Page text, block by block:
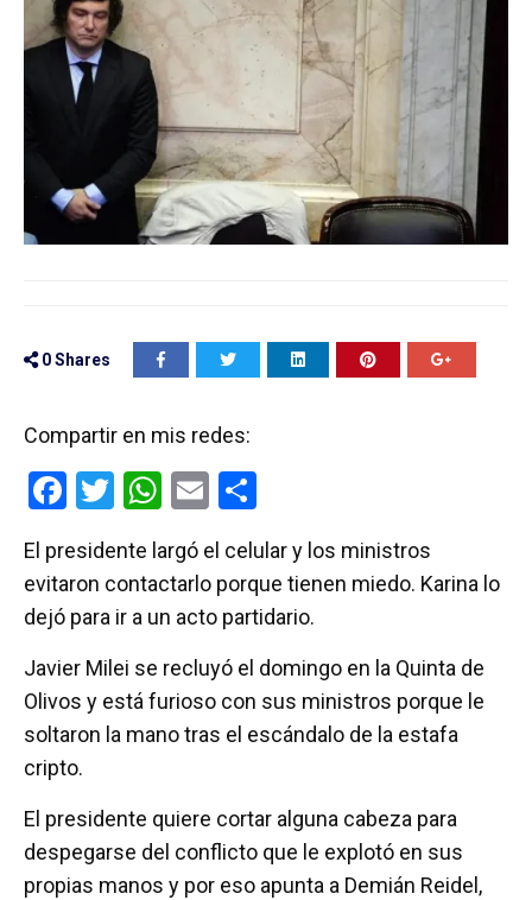
0Shares
Compartir en mis redes:
F
ce
b
o
o
k
T
tt
er
W
at
s
p
p
E
ail m
p
tir
El presidente largó el celular y los ministros
evitaron contactarlo porque tienen miedo. Karina lo
dejó para ir a un acto partidario.
Javier Milei se recluyó el domingo en la Quinta de
Olivos y está furioso con sus ministros porque le
soltaron la mano tras el escándalo de la estafa
cripto.
El presidente quiere cortar alguna cabeza para
despegarse del conflicto que le explotó en sus
propias manos y por eso apunta a Demián Reidel,